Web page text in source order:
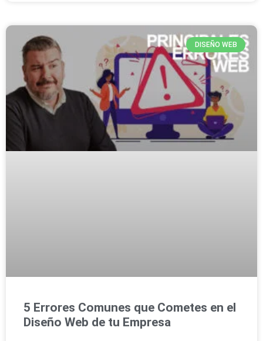
DISEÑO WEB
5 Errores Comunes que Cometes en el
Diseño Web de tu Empresa